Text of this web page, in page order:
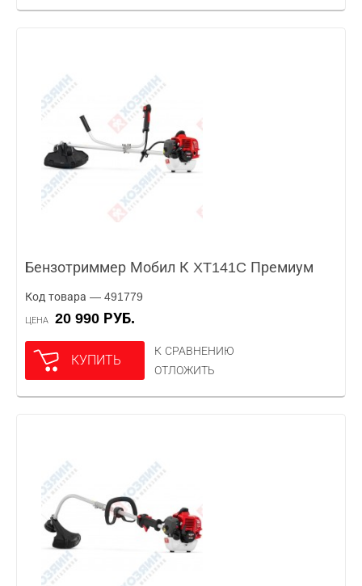
Бензотриммер Мобил К XT141C Премиум
Код товара — 491779
ЦЕНА 20 990 РУБ.
КУПИТЬ
К СРАВНЕНИЮ
ОТЛОЖИТЬ